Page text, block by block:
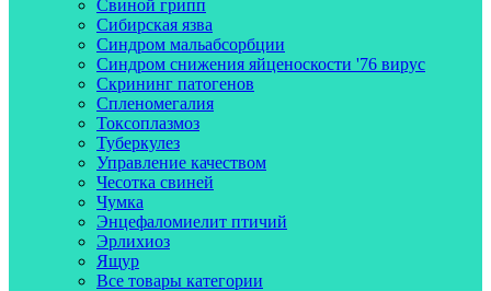
Свиной грипп
Сибирская язва
Синдром мальабсорбции
Синдром снижения яйценоскости '76 вирус
Скрининг патогенов
Спленомегалия
Токсоплазмоз
Туберкулез
Управление качеством
Чесотка свиней
Чумка
Энцефаломиелит птичий
Эрлихиоз
Ящур
Все товары категории